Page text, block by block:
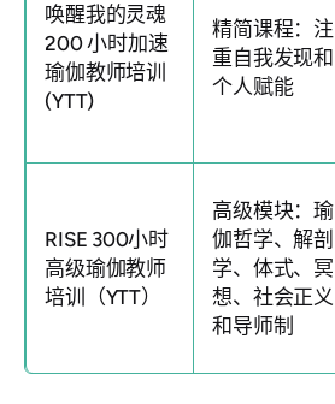
唤醒我的灵魂
200 小时加速
瑜伽教师培训
(YTT)
精简课程：注
重自我发现和
个人赋能
RISE 300小时
高级瑜伽教师
培训（YTT）
高级模块：瑜
伽哲学、解剖
学、体式、冥
想、社会正义
和导师制